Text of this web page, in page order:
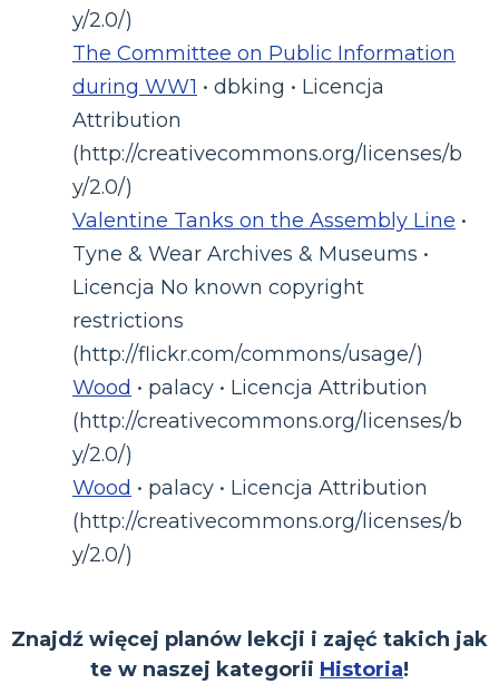
y/2.0/)
The Committee on Public Information
during WW1 • dbking • Licencja
Attribution
(http://creativecommons.org/licenses/b
y/2.0/)
Valentine Tanks on the Assembly Line •
Tyne & Wear Archives & Museums •
Licencja No known copyright
restrictions
(http://flickr.com/commons/usage/)
Wood • palacy • Licencja Attribution
(http://creativecommons.org/licenses/b
y/2.0/)
Wood • palacy • Licencja Attribution
(http://creativecommons.org/licenses/b
y/2.0/)
Znajdź więcej planów lekcji i zajęć takich jak
te w naszej kategorii Historia!